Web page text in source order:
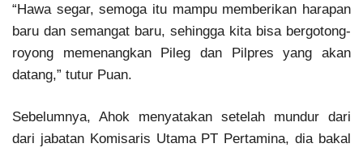
“Hawa segar, semoga itu mampu memberikan harapan
baru dan semangat baru, sehingga kita bisa bergotong-
royong memenangkan Pileg dan Pilpres yang akan
datang,” tutur Puan.
Sebelumnya, Ahok menyatakan setelah mundur dari
dari jabatan Komisaris Utama PT Pertamina, dia bakal